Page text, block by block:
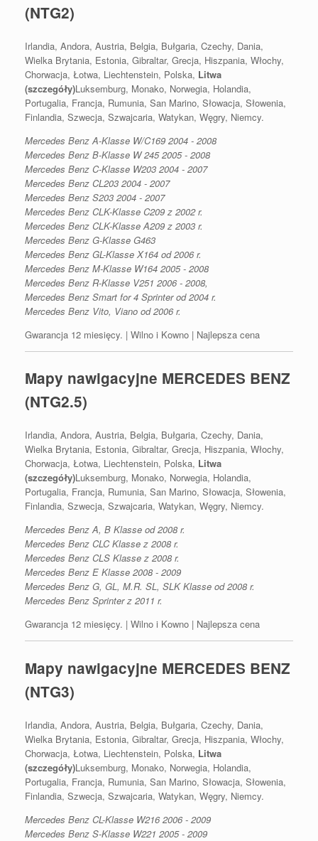
(NTG2)
Irlandia, Andora, Austria, Belgia, Bułgaria, Czechy, Dania,
Wielka Brytania, Estonia, Gibraltar, Grecja, Hiszpania, Włochy,
Chorwacja, Łotwa, Liechtenstein, Polska, Litwa
(szczegóły)Luksemburg, Monako, Norwegia, Holandia,
Portugalia, Francja, Rumunia, San Marino, Słowacja, Słowenia,
Finlandia, Szwecja, Szwajcaria, Watykan, Węgry, Niemcy.
Mercedes Benz A-Klasse W/C169 2004 - 2008
Mercedes Benz B-Klasse W 245 2005 - 2008
Mercedes Benz C-Klasse W203 2004 - 2007
Mercedes Benz CL203 2004 - 2007
Mercedes Benz S203 2004 - 2007
Mercedes Benz CLK-Klasse C209 z 2002 r.
Mercedes Benz CLK-Klasse A209 z 2003 r.
Mercedes Benz G-Klasse G463
Mercedes Benz GL-Klasse X164 od 2006 r.
Mercedes Benz M-Klasse W164 2005 - 2008
Mercedes Benz R-Klasse V251 2006 - 2008,
Mercedes Benz Smart for 4 Sprinter od 2004 r.
Mercedes Benz Vito, Viano od 2006 r.
Gwarancja 12 miesięcy. | Wilno i Kowno | Najlepsza cena
Mapy nawigacyjne MERCEDES BENZ
(NTG2.5)
Irlandia, Andora, Austria, Belgia, Bułgaria, Czechy, Dania,
Wielka Brytania, Estonia, Gibraltar, Grecja, Hiszpania, Włochy,
Chorwacja, Łotwa, Liechtenstein, Polska, Litwa
(szczegóły)Luksemburg, Monako, Norwegia, Holandia,
Portugalia, Francja, Rumunia, San Marino, Słowacja, Słowenia,
Finlandia, Szwecja, Szwajcaria, Watykan, Węgry, Niemcy.
Mercedes Benz A, B Klasse od 2008 r.
Mercedes Benz CLC Klasse z 2008 r.
Mercedes Benz CLS Klasse z 2008 r.
Mercedes Benz E Klasse 2008 - 2009
Mercedes Benz G, GL, M.R. SL, SLK Klasse od 2008 r.
Mercedes Benz Sprinter z 2011 r.
Gwarancja 12 miesięcy. | Wilno i Kowno | Najlepsza cena
Mapy nawigacyjne MERCEDES BENZ
(NTG3)
Irlandia, Andora, Austria, Belgia, Bułgaria, Czechy, Dania,
Wielka Brytania, Estonia, Gibraltar, Grecja, Hiszpania, Włochy,
Chorwacja, Łotwa, Liechtenstein, Polska, Litwa
(szczegóły)Luksemburg, Monako, Norwegia, Holandia,
Portugalia, Francja, Rumunia, San Marino, Słowacja, Słowenia,
Finlandia, Szwecja, Szwajcaria, Watykan, Węgry, Niemcy.
Mercedes Benz CL-Klasse W216 2006 - 2009
Mercedes Benz S-Klasse W221 2005 - 2009